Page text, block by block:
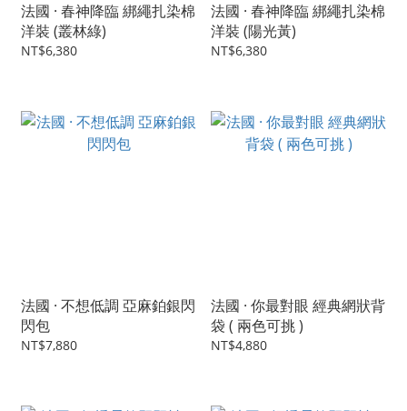
法國 · 春神降臨 綁繩扎染棉
洋裝 (叢林綠)
NT$6,380
法國 · 春神降臨 綁繩扎染棉
洋裝 (陽光黃)
NT$6,380
法國 · 不想低調 亞麻鉑銀閃
閃包
NT$7,880
法國 · 你最對眼 經典網狀背
袋 ( 兩色可挑 )
NT$4,880